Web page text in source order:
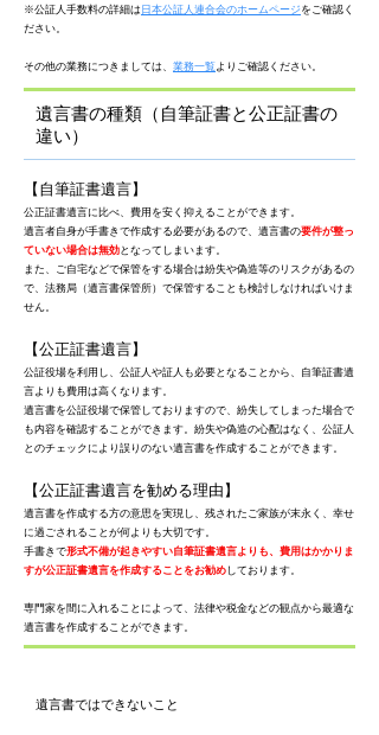
※公証人手数料の詳細は 日本公証人連合会のホームページをご確認く
ださい。
​その他の業務につきましては、 業務一覧よりご確認ください。
​遺言書の種類（自筆証書と公正証書の
違い）
【自筆証書遺言】
公正証書遺言に比べ、費用を安く抑えることができます。
遺言者自身が手書きで作成する必要があるので、遺言書の要件が整っ
ていない場合は無効となってしまいます。
また、ご自宅などで保管をする場合は紛失や偽造等のリスクがあるの
で、法務局（遺言書保管所）で保管することも検討しなければいけま
せん。
【公正証書遺言】
公証役場を利用し、公証人や証人も必要となることから、自筆証書遺
言よりも費用は高くなります。
遺言書を公証役場で保管しておりますので、紛失してしまった場合で
も内容を確認することができます。紛失や偽造の心配はなく、公証人
とのチェックにより誤りのない遺言書を作成することができます。
【公正証書遺言を勧める理由】
遺言書を作成する方の意思を実現し、残されたご家族が末永く、幸せ
に過ごされることが何よりも大切です。
​手書きで形式不備が起きやすい自筆証書遺言よりも、費用はかかりま
すが公正証書遺言を作成することをお勧め しております。
専門家を間に入れることによって、法律や税金などの観点から最適な
遺言書を作成することができます。
​遺言書ではできないこと